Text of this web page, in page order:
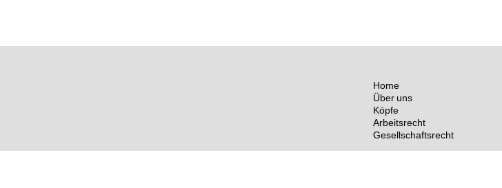
Home
Über uns
Köpfe
Arbeitsrecht
Gesellschaftsrecht